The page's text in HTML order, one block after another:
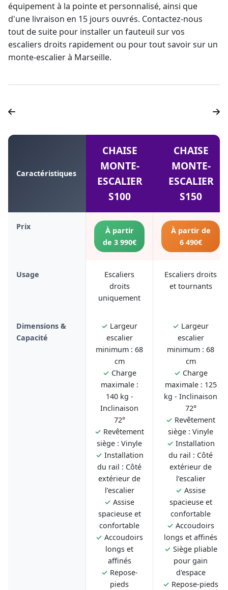
équipement à la pointe et personnalisé, ainsi que
d'une livraison en 15 jours ouvrés. Contactez-nous
tout de suite pour installer un fauteuil sur vos
escaliers droits rapidement ou pour tout savoir sur un
monte-escalier à Marseille.
Caractéristiques
CHAISE
MONTE-
ESCALIER
S100
CHAISE
MONTE-
ESCALIER
S150
Prix
À partir
de 3 990€
À partir de
6 490€
Usage
Escaliers
droits
uniquement
Escaliers droits
et tournants
Dimensions &
Capacité
✓ Largeur
escalier
minimum : 68
cm
✓ Charge
maximale :
140 kg -
Inclinaison
72°
✓ Revêtement
siège : Vinyle
✓ Installation
du rail : Côté
extérieur de
l’escalier
✓ Assise
spacieuse et
confortable
✓ Accoudoirs
longs et
affinés
✓ Repose-
pieds
✓ Largeur
escalier
minimum : 68
cm
✓ Charge
maximale : 125
kg - Inclinaison
72°
✓ Revêtement
siège : Vinyle
✓ Installation
du rail : Côté
extérieur de
l’escalier
✓ Assise
spacieuse et
confortable
✓ Accoudoirs
longs et affinés
✓ Siège pliable
pour gain
d'espace
✓ Repose-pieds